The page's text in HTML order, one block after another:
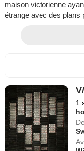
maison victorienne
étrange avec des plans
1
De